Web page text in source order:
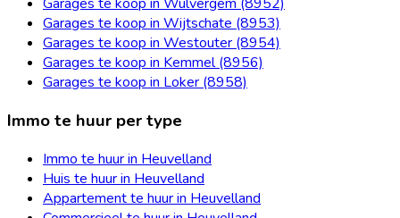
Garages te koop in Wijtschate (8953)
Garages te koop in Westouter (8954)
Garages te koop in Kemmel (8956)
Garages te koop in Loker (8958)
Immo te huur per type
Immo te huur in Heuvelland
Huis te huur in Heuvelland
Appartement te huur in Heuvelland